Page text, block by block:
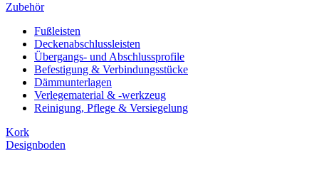
Zubehör
Fußleisten
Deckenabschlussleisten
Übergangs- und Abschlussprofile
Befestigung & Verbindungsstücke
Dämmunterlagen
Verlegematerial & -werkzeug
Reinigung, Pflege & Versiegelung
Kork
Designboden